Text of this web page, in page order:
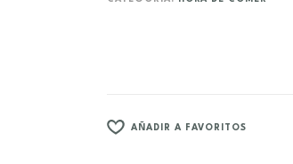
AÑADIR A FAVORITOS